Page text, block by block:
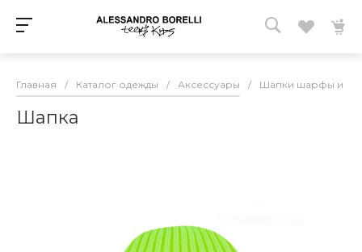
Главная / Каталог одежды / Аксессуары / Шапки шарфы и
Шапка